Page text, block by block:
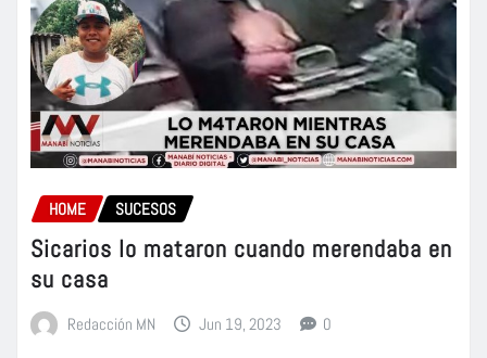
HOME SUCESOS
Sicarios lo mataron cuando merendaba en
su casa
Redacción MN Jun 19, 2023 0